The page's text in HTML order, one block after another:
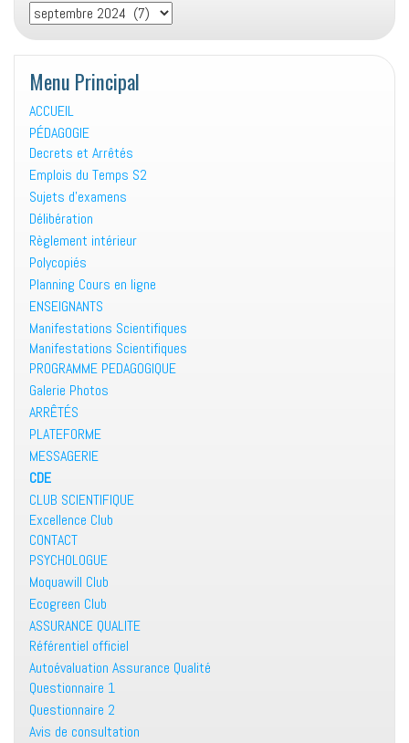
Archives
Menu Principal
ACCUEIL
PÉDAGOGIE
Decrets et Arrêtés
Emplois du Temps S2
Sujets d’examens
Délibération
Règlement intérieur
Polycopiés
Planning Cours en ligne
ENSEIGNANTS
Manifestations Scientifiques
Manifestations Scientifiques
PROGRAMME PEDAGOGIQUE
Galerie Photos
ARRÊTÉS
PLATEFORME
MESSAGERIE
CDE
CLUB SCIENTIFIQUE
Excellence Club
CONTACT
PSYCHOLOGUE
Moquawill Club
Ecogreen Club
ASSURANCE QUALITE
Référentiel officiel
Autoévaluation Assurance Qualité
Questionnaire 1
Questionnaire 2
Avis de consultation